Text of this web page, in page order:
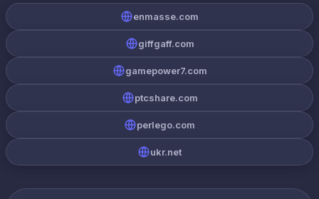
enmasse.com
giffgaff.com
gamepower7.com
ptcshare.com
perlego.com
ukr.net